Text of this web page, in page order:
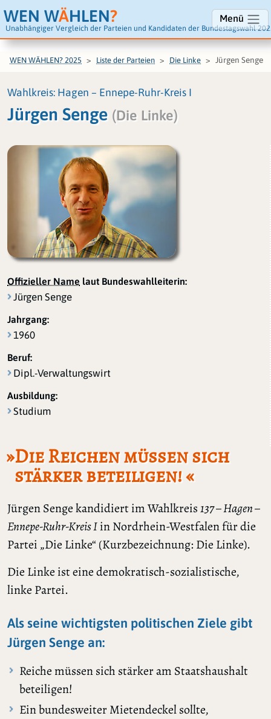
WEN WÄHLEN?
Unabhängiger Vergleich der Parteien und Kandidaten der Bundestagswahl
Menü
WEN WÄHLEN? 2025 Liste der Parteien Die Linke Jürgen Senge
Wahlkreis: Hagen – Ennepe-Ruhr-Kreis I
Jürgen Senge (Die Linke)
Offizieller Name laut Bundeswahlleiterin:
Jürgen Senge
Jahrgang:
1960
Beruf:
Dipl.-Verwaltungswirt
Ausbildung:
Studium
»Die Reichen müssen sich
stärker beteiligen! «
Jürgen Senge kandidiert im Wahlkreis137 – Hagen –
Ennepe-Ruhr-Kreis Iin Nordrhein-Westfalen für die
Partei „Die Linke“ (Kurzbezeichnung: Die Linke).
Die Linke ist eine demokratisch-sozialistische,
linke Partei.
Als seine wichtigsten politischen Ziele gibt
Jürgen Senge an:
Reiche müssen sich stärker am Staatshaushalt
beteiligen!
Ein bundesweiter Mietendeckel sollte,